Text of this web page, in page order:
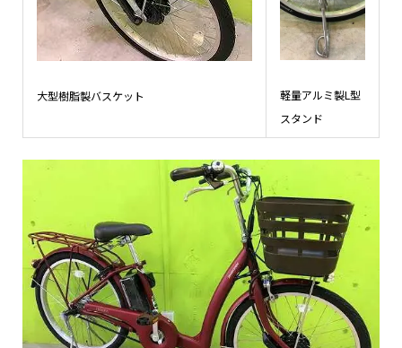
大型樹脂製バスケット
軽量アルミ製L型
スタンド